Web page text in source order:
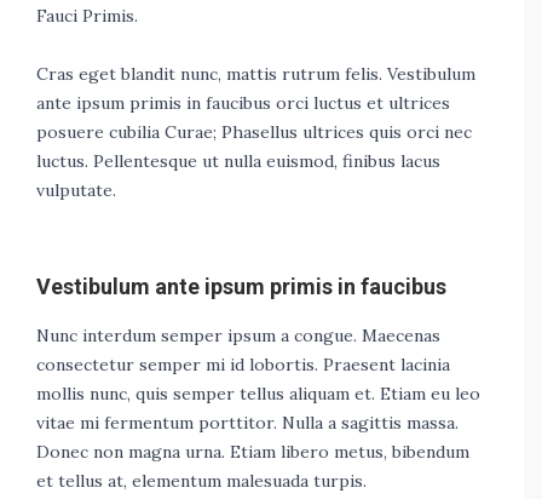
Fauci Primis.
Cras eget blandit nunc, mattis rutrum felis. Vestibulum
ante ipsum primis in faucibus orci luctus et ultrices
posuere cubilia Curae; Phasellus ultrices quis orci nec
luctus. Pellentesque ut nulla euismod, finibus lacus
vulputate.
Vestibulum ante ipsum primis in faucibus
Nunc interdum semper ipsum a congue. Maecenas
consectetur semper mi id lobortis. Praesent lacinia
mollis nunc, quis semper tellus aliquam et. Etiam eu leo
vitae mi fermentum porttitor. Nulla a sagittis massa.
Donec non magna urna. Etiam libero metus, bibendum
et tellus at, elementum malesuada turpis.